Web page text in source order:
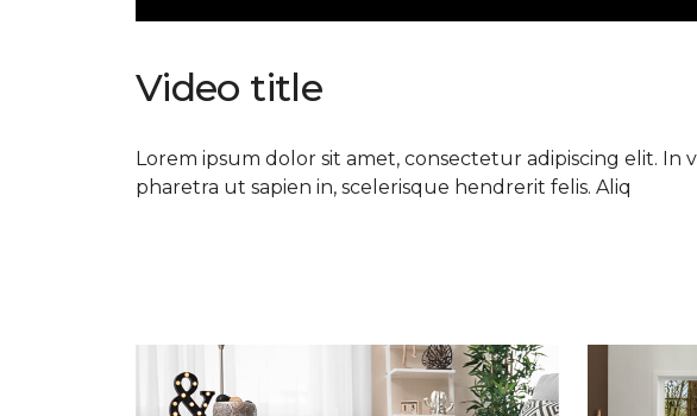
Video title
Lorem ipsum dolor sit amet, consectetur adipiscing elit.
pharetra ut sapien in, scelerisque hendrerit felis. Aliq